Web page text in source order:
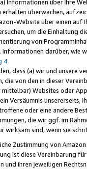
Informationen über Ihre
überwachen,
Website über einen
um die Einhaltung
von
darüber, wie
4.
dass (a) wir und
die von den in dieser
Websites oder
Versäumnis unsererseits,
oder eine andere
die wir ggf. im
wirksam sind, wenn sie
Zustimmung von
ist diese Vereinbarung
und ihren jeweiligen